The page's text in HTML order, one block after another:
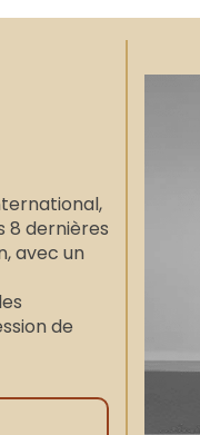
8 dernières
avec un
de